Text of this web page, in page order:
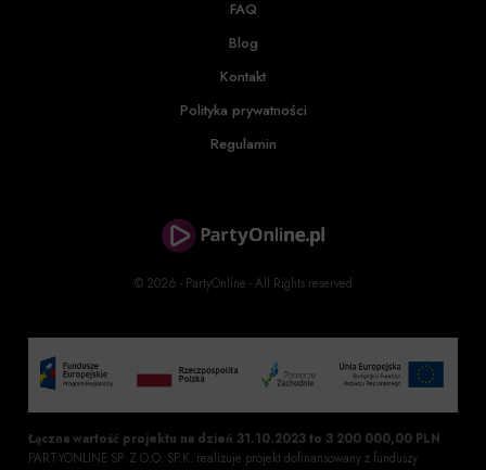
© 2026 - PartyOnline - All Rights reserved
FAQ
Blog
Kontakt
Polityka prywatności
Regulamin
Łączna wartość projektu na dzień 31.10.2023 to 3 200 000,00 PLN
PARTYONLINE SP. Z O.O. SP.K. realizuje projekt dofinansowany z funduszy